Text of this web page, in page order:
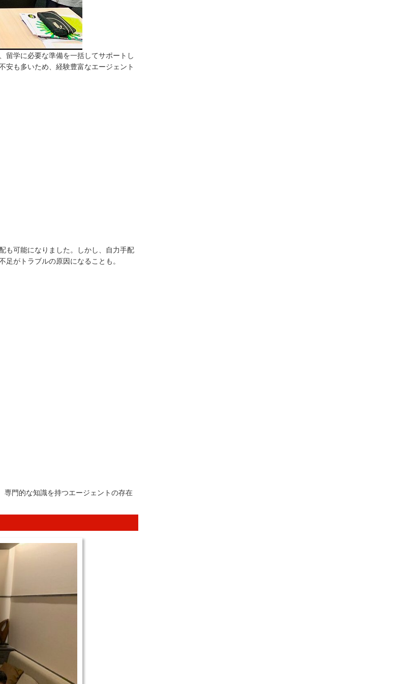
留学に必要な準備を一括してサポートし
安も多いため、経験豊富なエージェント
も可能になりました。しかし、自力手配
がトラブルの原因になることも。
専門的な知識を持つエージェントの存在